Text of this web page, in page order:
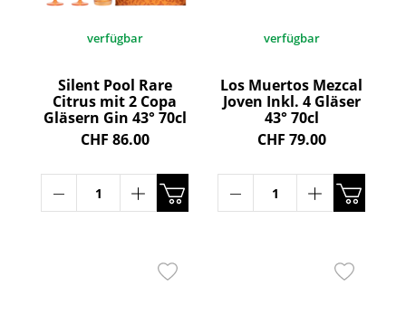
verfügbar
Silent Pool Rare
Citrus mit 2 Copa
Gläsern Gin 43° 70cl
CHF 86.00
verfügbar
Los Muertos Mezcal
Joven Inkl. 4 Gläser
43° 70cl
CHF 79.00